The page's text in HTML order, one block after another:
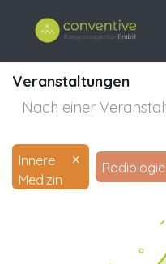
Veranstaltungen
Innere
Medizin
× Radiologie